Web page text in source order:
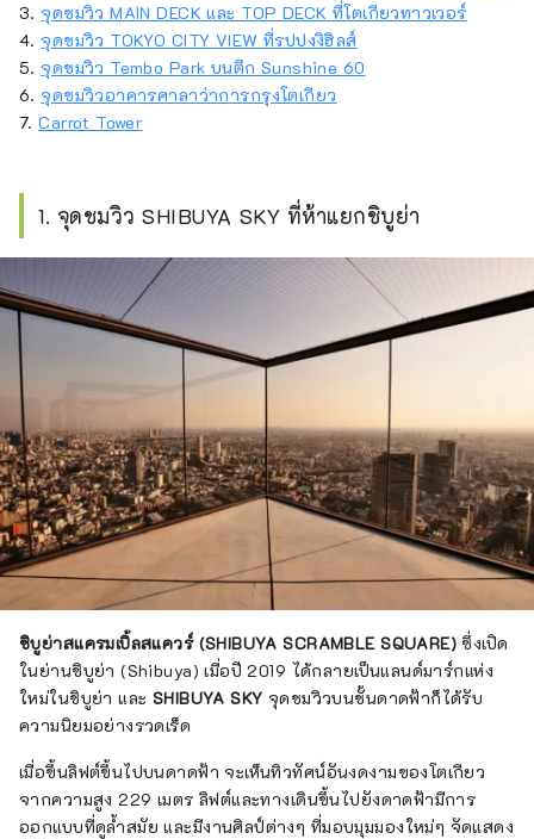
3.จุดชมวิว MAIN DECK และ TOP DECK ที่โตเกียวทาวเวอร์
4.จุดชมวิว TOKYO CITY VIEW ที่รปปงงิฮิลส์
5.จุดชมวิว Tembo Park บนตึก Sunshine 60
6.จุดชมวิวอาคารศาลาว่าการกรุงโตเกียว
7.Carrot Tower
1. จุดชมวิว SHIBUYA SKY ที่ห้าแยกชิบูย่า
ชิบูย่าสแครมเบิ้ลสแควร์ (SHIBUYA SCRAMBLE SQUARE) ซึ่งเปิด
ในย่านชิบูย่า (Shibuya) เมื่อปี 2019 ได้กลายเป็นแลนด์มาร์กแห่ง
ใหม่ในชิบูย่า และ SHIBUYA SKY จุดชมวิวบนชั้นดาดฟ้าก็ได้รับ
ความนิยมอย่างรวดเร็ด
เมื่อขึ้นลิฟต์ขึ้นไปบนดาดฟ้า จะเห็นทิวทัศน์อันงดงามของโตเกียว
จากความสูง 229 เมตร ลิฟต์และทางเดินขึ้นไปยังดาดฟ้ามีการ
ออกแบบที่ดูล้ำสมัย และมีงานศิลป์ต่างๆ ที่มอบมุมมองใหม่ๆ จัดแสดง